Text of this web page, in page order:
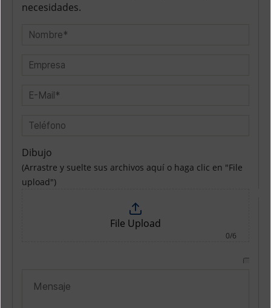
necesidades.
Dibujo
(Arrastre y suelte sus archivos aquí o haga clic en "File
upload")
File Upload
0/6